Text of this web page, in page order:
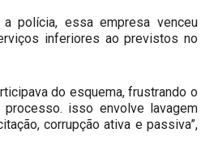
polícia, essa empresa venceu
inferiores ao previstos no
do esquema, frustrando o
isso envolve lavagem
corrupção ativa e passiva”,